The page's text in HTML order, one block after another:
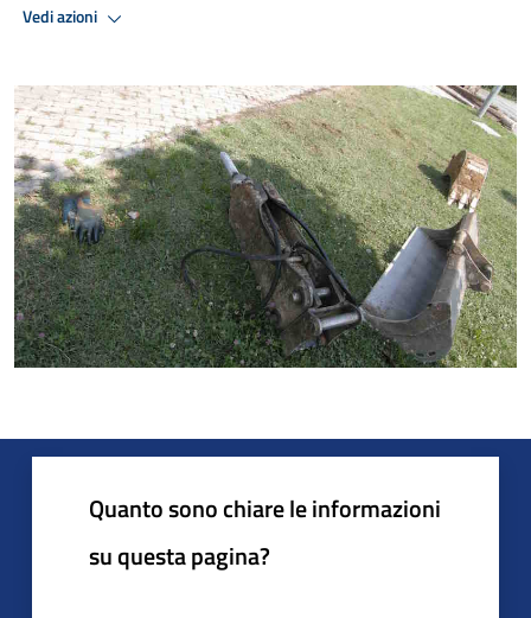
Vedi azioni
Quanto sono chiare le informazioni
su questa pagina?